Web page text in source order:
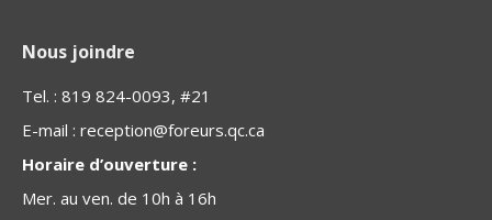
Nous joindre
Tel. : 819 824-0093, #21
E-mail : reception@foreurs.qc.ca
Horaire d’ouverture :
Mer. au ven. de 10h à 16h